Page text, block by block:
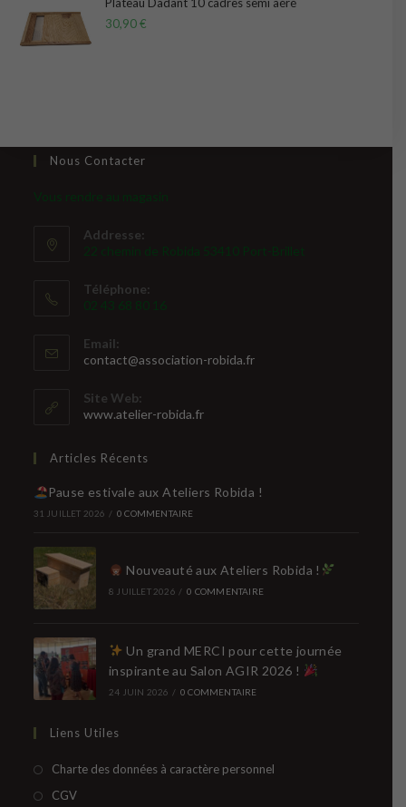
Plateau Dadant 10 cadres semi aéré
30,90€
Nous Contacter
Vous rendre au magasin
Addresse:
22 chemin de Robida 53410 Port-Brillet
Téléphone:
02 43 68 80 16
Email:
contact@association-robida.frS’ouvre
Site Web:
www.atelier-robida.fr
Articles Récents
Pause estivale aux Ateliers Robida !
31 JUILLET 2026 / 0 COMMENTAIRE
Nouveauté aux Ateliers Robida !
8 JUILLET 2026 / 0 COMMENTAIRE
Un grand MERCI pour cette journée
inspirante au Salon AGIR 2026 !
24 JUIN 2026 / 0 COMMENTAIRE
Liens Utiles
Charte des données à caractère personnelS’ouvre
CGVS’ouvre